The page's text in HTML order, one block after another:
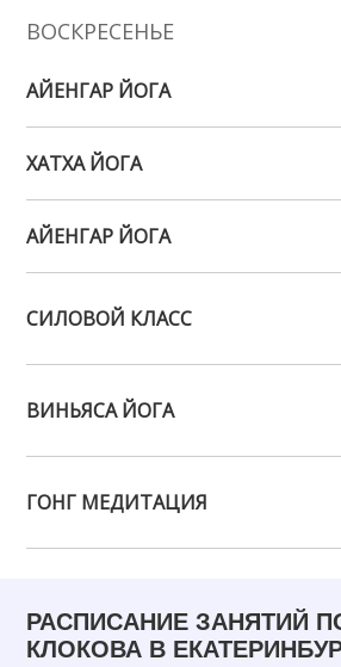
ВОСКРЕСЕНЬЕ
АЙЕНГАР ЙОГА
ХАТХА ЙОГА
АЙЕНГАР ЙОГА
СИЛОВОЙ КЛАСС
ВИНЬЯСА ЙОГА
ГОНГ МЕДИТАЦИЯ
РАСПИСАНИЕ ЗАНЯТИЙ
КЛОКОВА В